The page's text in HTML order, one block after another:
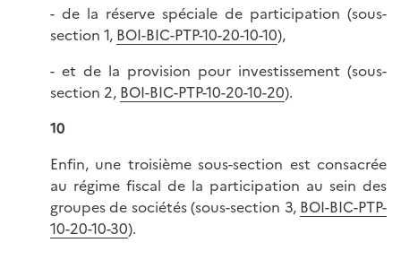
- de la réserve spéciale de participation (sous-
section 1, BOI-BIC-PTP-10-20-10-10),
- et de la provision pour investissement (sous-
section 2, BOI-BIC-PTP-10-20-10-20).
10
Enfin, une troisième sous-section est consacrée
au régime fiscal de la participation au sein des
groupes de sociétés (sous-section 3, BOI-BIC-PTP-
10-20-10-30).